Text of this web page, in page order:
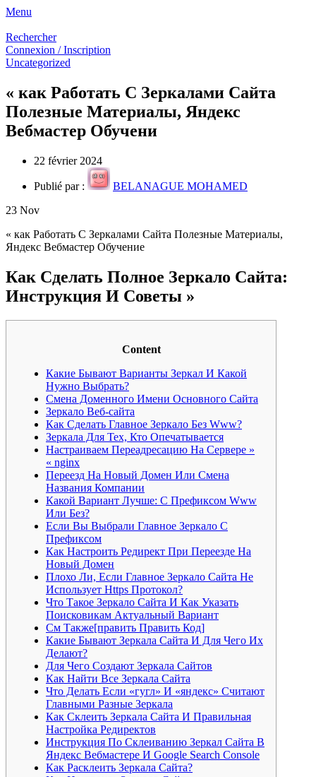
Menu
Rechercher
Connexion / Inscription
Uncategorized
« как Работать С Зеркалами Сайта
Полезные Материалы, Яндекс
Вебмастер Обучени
22 février 2024
Publié par :
BELANAGUE MOHAMED
23 Nov
« как Работать С Зеркалами Сайта Полезные Материалы,
Яндекс Вебмастер Обучение
Как Сделать Полное Зеркало Сайта:
Инструкция И Советы »
Content
Какие Бывают Варианты Зеркал И Какой
Нужно Выбрать?
Смена Доменного Имени Основного Сайта
Зеркало Веб-сайта
Как Сделать Главное Зеркало Без Www?
Зеркала Для Тех, Кто Опечатывается
Настраиваем Переадресацию На Сервере »
« nginx
Переезд На Новый Домен Или Смена
Названия Компании
Какой Вариант Лучше: С Префиксом Www
Или Без?
Если Вы Выбрали Главное Зеркало С
Префиксом
Как Настроить Редирект При Переезде На
Новый Домен
Плохо Ли, Если Главное Зеркало Сайта Не
Использует Https Протокол?
Что Такое Зеркало Сайта И Как Указать
Поисковикам Актуальный Вариант
См Также[править Править Код]
Какие Бывают Зеркала Сайта И Для Чего Их
Делают?
Для Чего Создают Зеркала Сайтов
Как Найти Все Зеркала Сайта
Что Делать Если «гугл» И «яндекс» Считают
Главными Разные Зеркала
Как Склеить Зеркала Сайта И Правильная
Настройка Редиректов
Инструкция По Склеиванию Зеркал Сайта В
Яндекс Вебмастере И Google Search Console
Как Расклеить Зеркала Сайта?